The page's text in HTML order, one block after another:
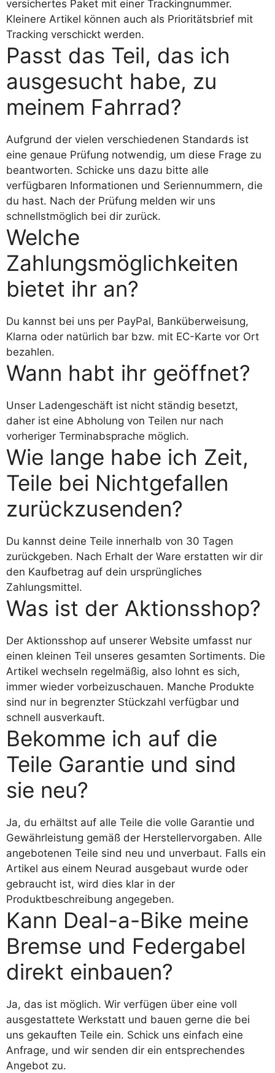
versichertes Paket mit einer Trackingnummer.
Kleinere Artikel können auch als Prioritätsbrief mit
Tracking verschickt werden.
Passt das Teil, das ich
ausgesucht habe, zu
meinem Fahrrad?
Aufgrund der vielen verschiedenen Standards ist
eine genaue Prüfung notwendig, um diese Frage zu
beantworten. Schicke uns dazu bitte alle
verfügbaren Informationen und Seriennummern, die
du hast. Nach der Prüfung melden wir uns
schnellstmöglich bei dir zurück.
Welche
Zahlungsmöglichkeiten
bietet ihr an?
Du kannst bei uns per PayPal, Banküberweisung,
Klarna oder natürlich bar bzw. mit EC-Karte vor Ort
bezahlen.
Wann habt ihr geöffnet?
Unser Ladengeschäft ist nicht ständig besetzt,
daher ist eine Abholung von Teilen nur nach
vorheriger Terminabsprache möglich.
Wie lange habe ich Zeit,
Teile bei Nichtgefallen
zurückzusenden?
Du kannst deine Teile innerhalb von 30 Tagen
zurückgeben. Nach Erhalt der Ware erstatten wir dir
den Kaufbetrag auf dein ursprüngliches
Zahlungsmittel.
Was ist der Aktionsshop?
Der Aktionsshop auf unserer Website umfasst nur
einen kleinen Teil unseres gesamten Sortiments. Die
Artikel wechseln regelmäßig, also lohnt es sich,
immer wieder vorbeizuschauen. Manche Produkte
sind nur in begrenzter Stückzahl verfügbar und
schnell ausverkauft.
Bekomme ich auf die
Teile Garantie und sind
sie neu?
Ja, du erhältst auf alle Teile die volle Garantie und
Gewährleistung gemäß der Herstellervorgaben. Alle
angebotenen Teile sind neu und unverbaut. Falls ein
Artikel aus einem Neurad ausgebaut wurde oder
gebraucht ist, wird dies klar in der
Produktbeschreibung angegeben.
Kann Deal-a-Bike meine
Bremse und Federgabel
direkt einbauen?
Ja, das ist möglich. Wir verfügen über eine voll
ausgestattete Werkstatt und bauen gerne die bei
uns gekauften Teile ein. Schick uns einfach eine
Anfrage, und wir senden dir ein entsprechendes
Angebot zu.